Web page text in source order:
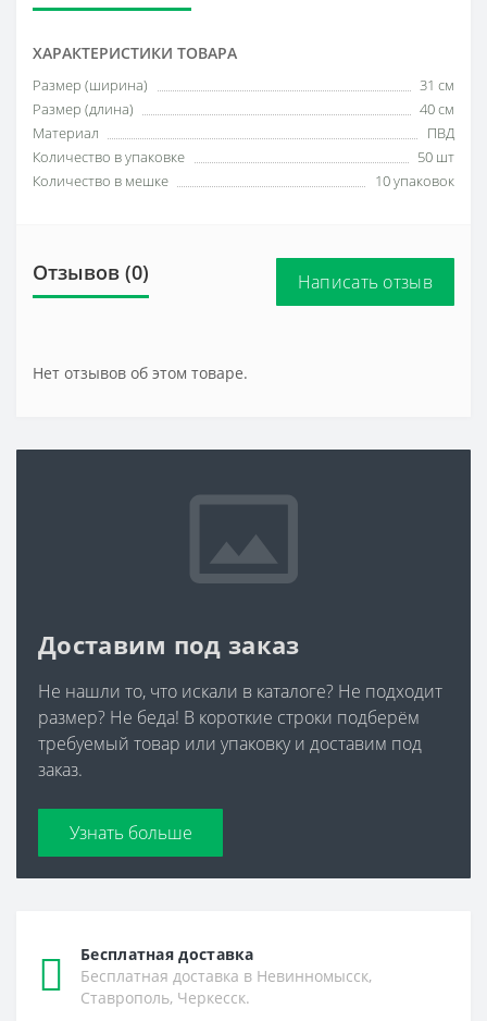
ХАРАКТЕРИСТИКИ ТОВАРА
Размер (ширина)
31 см
Размер (длина)
40 см
Материал
ПВД
Количество в упаковке
50 шт
Количество в мешке
10 упаковок
Отзывов (0) Написать отзыв
Нет отзывов об этом товаре.
Доставим под заказ
Не нашли то, что искали в каталоге? Не подходит
размер? Не беда! В короткие строки подберём
требуемый товар или упаковку и доставим под
заказ.
Узнать больше
Бесплатная доставка
Бесплатная доставка в Невинномысск,
Ставрополь, Черкесск.